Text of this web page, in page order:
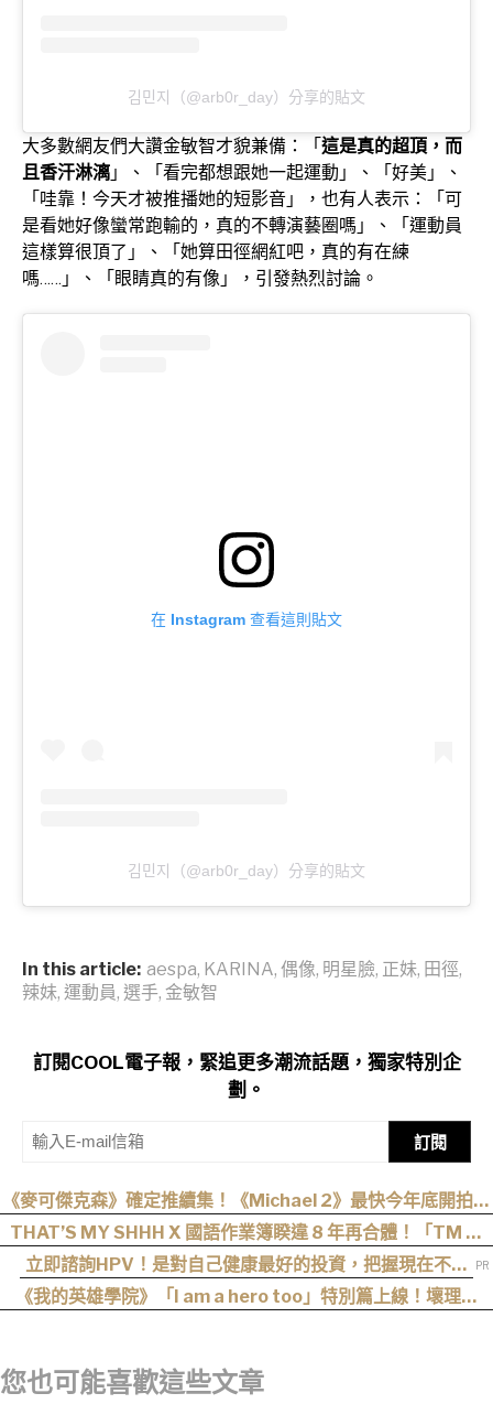
김민지（@arb0r_day）分享的貼文
大多數網友們大讚金敏智才貌兼備：「這是真的超頂，而
且香汗淋漓 」、「看完都想跟她一起運動」、「好美」、
「哇靠！今天才被推播她的短影音」，也有人表示：「可
是看她好像蠻常跑輸的，真的不轉演藝圈嗎」、「運動員
這樣算很頂了」、「她算田徑網紅吧，真的有在練
嗎……」、「眼睛真的有像」，引發熱烈討論。
在 Instagram 查看這則貼文
김민지（@arb0r_day）分享的貼文
In this article: aespa, KARINA, 偶像, 明星臉, 正妹, 田徑,
辣妹, 運動員, 選手, 金敏智
訂閱COOL電子報，緊追更多潮流話題，獨家特別企
劃。
訂閱
《麥可傑克森》確定推續集！《Michael 2》最快今年底開拍、
上映時間曝光
THAT’S MY SHHH X 國語作業簿睽違 8 年再合體！「TM 國
2」集結熊仔、陳嫺靜、山姆…完整卡司、售票資訊一次看
立即諮詢HPV！是對自己健康最好的投資，把握現在不嫌
晚！
《我的英雄學院》「I am a hero too」特別篇上線！壞理版
您也可能喜歡這些文章